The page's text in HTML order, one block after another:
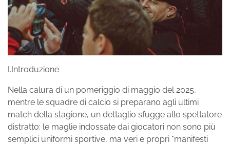
I.Introduzione
Nella calura di un pomeriggio di maggio del 2025,
mentre le squadre di calcio si preparano agli ultimi
match della stagione, un dettaglio sfugge allo spettatore
distratto: le maglie indossate dai giocatori non sono più
semplici uniformi sportive, ma veri e propri *manifesti